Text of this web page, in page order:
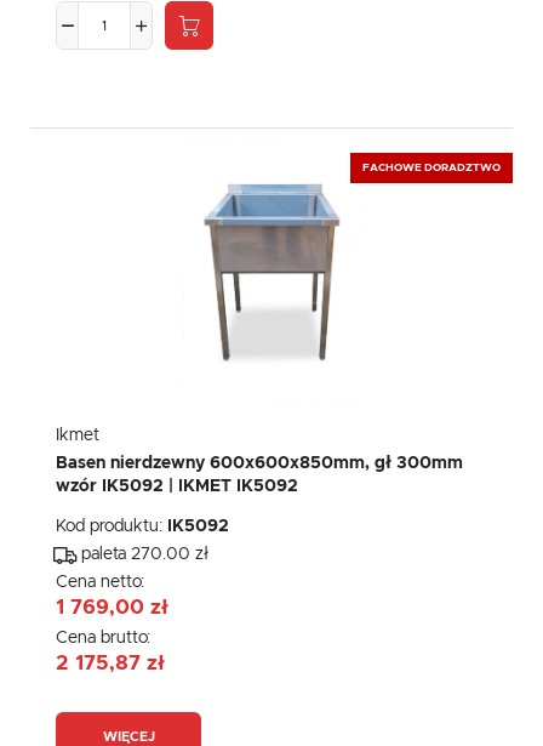
FACHOWE DORADZTWO
Ikmet
Basen nierdzewny 600x600x850mm, gł 300mm
wzór IK5092 | IKMET IK5092
Kod produktu:
IK5092
paleta 270.00 zł
Cena netto:
1 769,00 zł
Cena brutto:
2 175,87 zł
WIĘCEJ